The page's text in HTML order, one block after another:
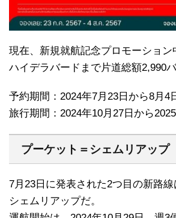
現在、新規就航記念プロモーション
ハイデラバードまで片道総額2,990バ
予約期間：2024年7月23日から8月4
旅行期間：2024年10月27日から
プーケット＝シェムリアップ
7月23日に発表された2つ目の新路
シェムリアップだ。